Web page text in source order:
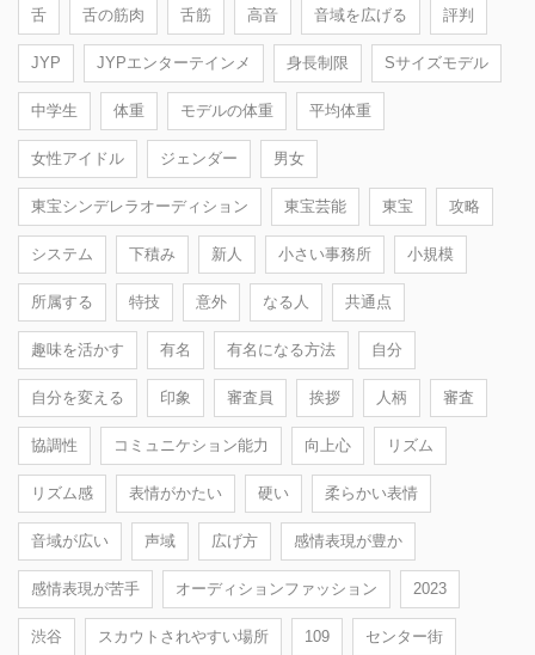
舌 舌の筋肉 舌筋 高音 音域を広げる 評判
JYP JYPエンターテインメ 身長制限 Sサイズモデル
中学生 体重 モデルの体重 平均体重
女性アイドル ジェンダー 男女
東宝シンデレラオーディション 東宝芸能 東宝 攻略
システム 下積み 新人 小さい事務所 小規模
所属する 特技 意外 なる人 共通点
趣味を活かす 有名 有名になる方法 自分
自分を変える 印象 審査員 挨拶 人柄 審査
協調性 コミュニケション能力 向上心 リズム
リズム感 表情がかたい 硬い 柔らかい表情
音域が広い 声域 広げ方 感情表現が豊か
感情表現が苦手 オーディションファッション 2023
渋谷 スカウトされやすい場所 109 センター街